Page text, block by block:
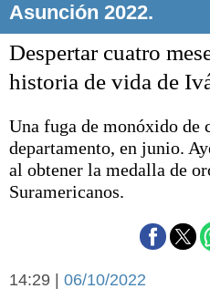
El
Deportes
Asunción 2022.
Despertar cuatro
historia de vida de
Una fuga de monóxido de
departamento, en junio.
al obtener la medalla de
Suramericanos.
14:29 | 06/10/2022